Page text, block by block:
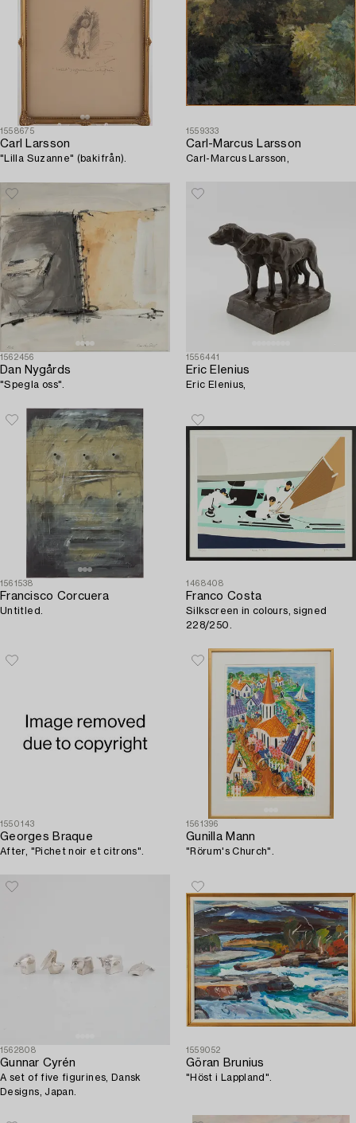
1558675
Carl Larsson
"Lilla Suzanne" (bakifrån).
1559333
Carl-Marcus Larsson
Carl-Marcus Larsson,
1562456
Dan Nygårds
"Spegla oss".
1556441
Eric Elenius
Eric Elenius,
1561538
Francisco Corcuera
Untitled.
1468408
Franco Costa
Silkscreen in colours, signed
228/250.
1550143
Georges Braque
After, "Pichet noir et citrons".
1561396
Gunilla Mann
"Rörum's Church".
1562808
Gunnar Cyrén
A set of five figurines, Dansk
Designs, Japan.
1559052
Göran Brunius
"Höst i Lappland".